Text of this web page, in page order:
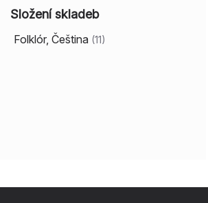
Složení skladeb
Folklór, Čeština (11)